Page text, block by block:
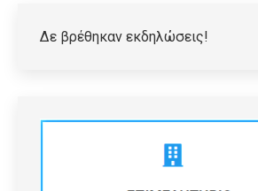
Δε βρέθηκαν εκδηλώσεις!